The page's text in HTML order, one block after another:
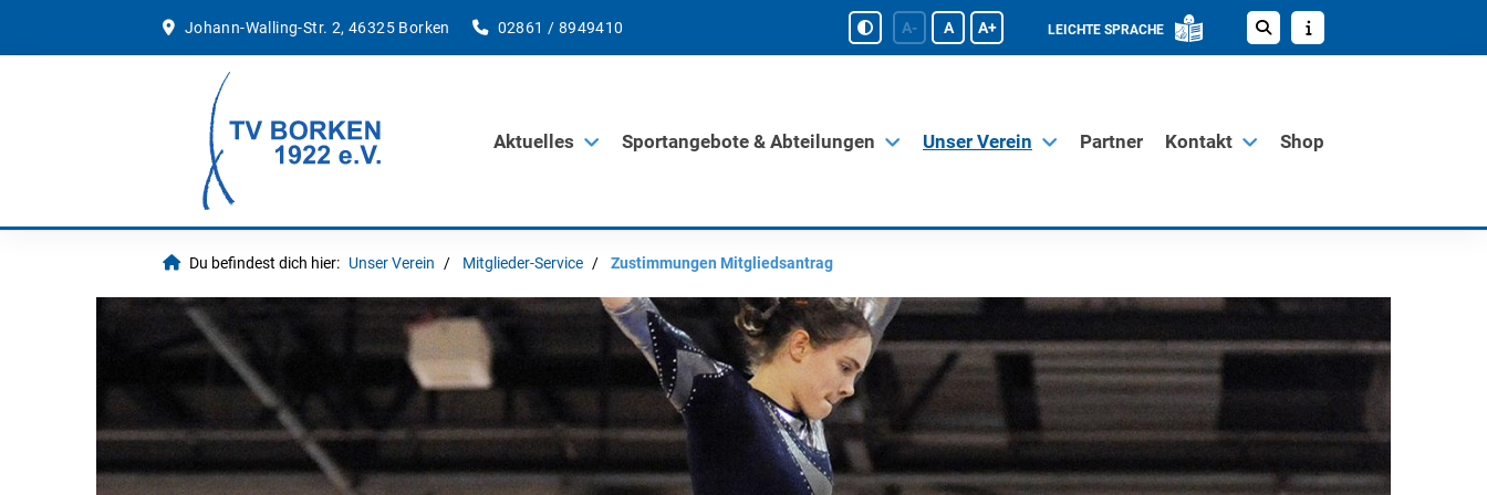
Johann-Walling-Str. 2, 46325 Borken 02861 / 8949410 A- A A+ LEICHTE SPRACHE
Aktuelles Sportangebote & Abteilungen Unser Verein Partner Kontakt Shop
Du befindest dich hier: Unser Verein Mitglieder-Service Zustimmungen Mitgliedsantrag